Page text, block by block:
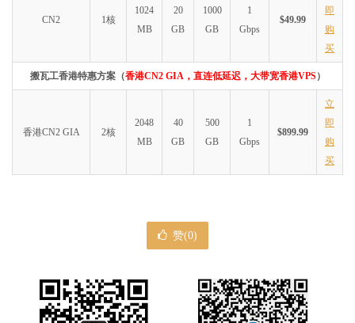
CN2 1核
1024
MB
20
GB
1000
GB
1
Gbps
$49.99
即
购
买
搬瓦工香港特惠方案（香港CN2 GIA，直连低延迟，大带宽香港VPS）
香港CN2 GIA 2核
2048
MB
40
GB
500
GB
1
Gbps
$899.99
立
即
购
买
赞(0)